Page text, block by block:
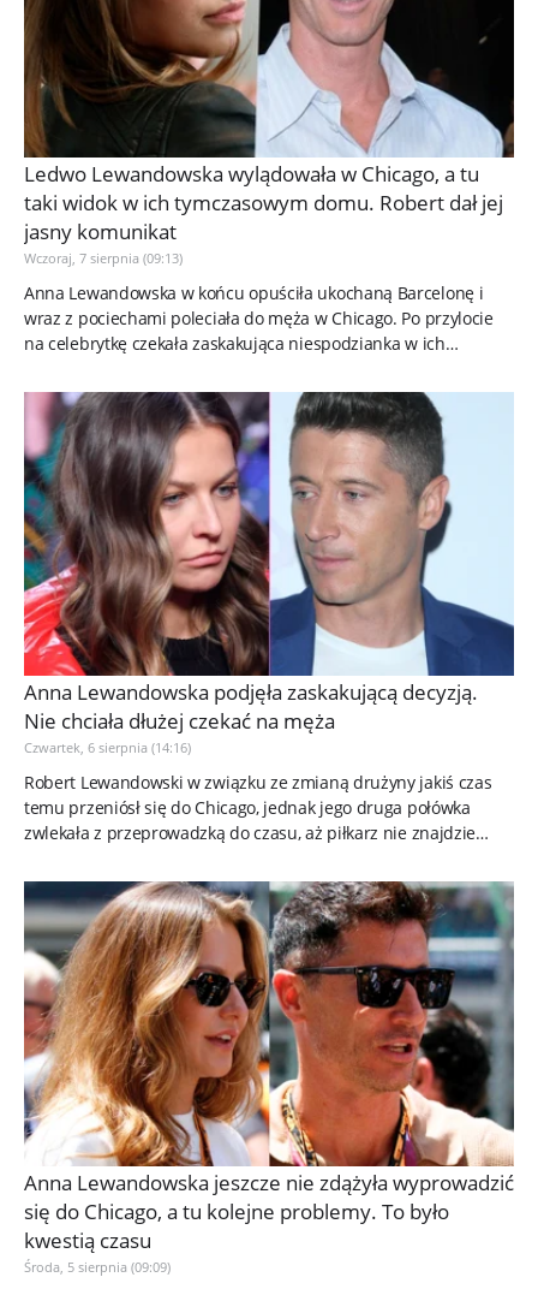
Ledwo Lewandowska wylądowała w Chicago, a tu
taki widok w ich tymczasowym domu. Robert dał jej
jasny komunikat
Wczoraj, 7 sierpnia (09:13)
Anna Lewandowska w końcu opuściła ukochaną Barcelonę i
wraz z pociechami poleciała do męża w Chicago. Po przylocie
na celebrytkę czekała zaskakująca niespodzianka w ich
Anna Lewandowska podjęła zaskakującą decyzją.
Nie chciała dłużej czekać na męża
Czwartek, 6 sierpnia (14:16)
Robert Lewandowski w związku ze zmianą drużyny jakiś czas
temu przeniósł się do Chicago, jednak jego druga połówka
zwlekała z przeprowadzką do czasu, aż piłkarz nie znajdzie
Anna Lewandowska jeszcze nie zdążyła wyprowadzić
się do Chicago, a tu kolejne problemy. To było
kwestią czasu
Środa, 5 sierpnia (09:09)